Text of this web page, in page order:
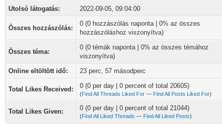
Utolsó látogatás:
2022-09-05, 09:04:00
Összes hozzászólás:
0 (0 hozzászólás naponta | 0% az összes
hozzászóláshoz viszonyítva)
Összes téma:
0 (0 témák naponta | 0% az összes témához
viszonyítva)
Online eltöltött idő:
23 perc, 57 másodperc
Total Likes Received: 0 (0 per day | 0 percent of total 20605)
(Find All Threads Liked For — Find All Posts Liked For)
Total Likes Given: 0 (0 per day | 0 percent of total 21044)
(Find All Liked Threads — Find All Liked Posts)